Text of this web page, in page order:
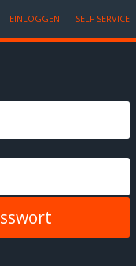
EINLOGGEN SELF SERVICE